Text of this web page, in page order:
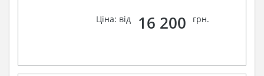
Ціна: від 16 200 грн.